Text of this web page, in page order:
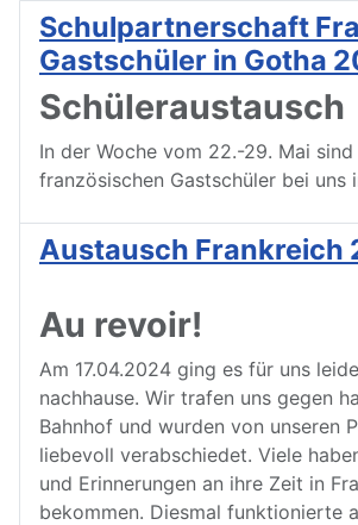
Schulpartnerschaft
Gastschüler in Gotha
Schüleraustausch
In der Woche vom 22.-29. Mai sind
französischen Gastschüler bei uns
Austausch Frankreich
Au revoir!
Am 17.04.2024 ging es für uns
nachhause. Wir trafen uns gegen
Bahnhof und wurden von unseren
liebevoll verabschiedet. Viele
und Erinnerungen an ihre Zeit in
bekommen. Diesmal funktionierte